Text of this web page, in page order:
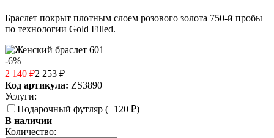
Браслет покрыт плотным слоем розового золота 750-й пробы
по технологии Gold Filled.
-6%
2 140 ₽2 253 ₽
Код артикула: ZS3890
Услуги:
Подарочный футляр (+120 ₽)
В наличии
Количество: